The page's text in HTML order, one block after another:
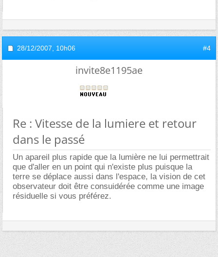
28/12/2007, 10h06 #4
invite8e1195ae
Re : Vitesse de la lumiere et retour
dans le passé
Un apareil plus rapide que la lumière ne lui permettrait
que d'aller en un point qui n'existe plus puisque la
terre se déplace aussi dans l'espace, la vision de cet
observateur doit être consuidérée comme une image
résiduelle si vous préférez.